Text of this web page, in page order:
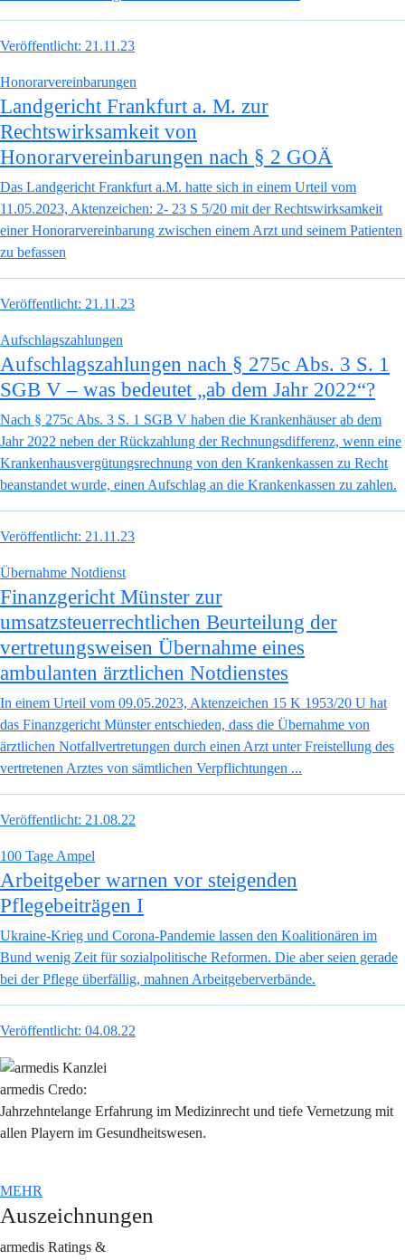
Veröffentlicht: 21.11.23
Honorarvereinbarungen
Landgericht Frankfurt a. M. zur
Rechtswirksamkeit von
Honorarvereinbarungen nach § 2 GOÄ
Das Landgericht Frankfurt a.M. hatte sich in einem Urteil vom
11.05.2023, Aktenzeichen: 2- 23 S 5/20 mit der Rechtswirksamkeit
einer Honorarvereinbarung zwischen einem Arzt und seinem Patienten
zu befassen
Veröffentlicht: 21.11.23
Aufschlagszahlungen
Aufschlagszahlungen nach § 275c Abs. 3 S. 1
SGB V – was bedeutet „ab dem Jahr 2022“?
Nach § 275c Abs. 3 S. 1 SGB V haben die Krankenhäuser ab dem
Jahr 2022 neben der Rückzahlung der Rechnungsdifferenz, wenn eine
Krankenhausvergütungsrechnung von den Krankenkassen zu Recht
beanstandet wurde, einen Aufschlag an die Krankenkassen zu zahlen.
Veröffentlicht: 21.11.23
Übernahme Notdienst
Finanzgericht Münster zur
umsatzsteuerrechtlichen Beurteilung der
vertretungsweisen Übernahme eines
ambulanten ärztlichen Notdienstes
In einem Urteil vom 09.05.2023, Aktenzeichen 15 K 1953/20 U hat
das Finanzgericht Münster entschieden, dass die Übernahme von
ärztlichen Notfallvertretungen durch einen Arzt unter Freistellung des
vertretenen Arztes von sämtlichen Verpflichtungen ...
Veröffentlicht: 21.08.22
100 Tage Ampel
Arbeitgeber warnen vor steigenden
Pflegebeiträgen I
Ukraine-Krieg und Corona-Pandemie lassen den Koalitionären im
Bund wenig Zeit für sozialpolitische Reformen. Die aber seien gerade
bei der Pflege überfällig, mahnen Arbeitgeberverbände.
Veröffentlicht: 04.08.22
armedis Credo:
Jahrzehntelange Erfahrung im Medizinrecht und tiefe Vernetzung mit
allen Playern im Gesundheitswesen.
MEHR
Auszeichnungen
armedis Ratings &